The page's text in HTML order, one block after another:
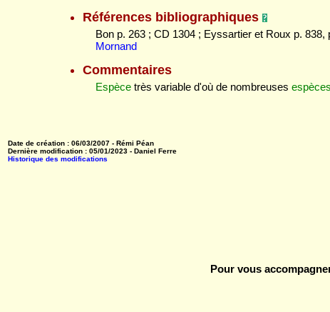
Références bibliographiques
Bon p. 263 ; CD 1304 ; Eyssartier et Roux p.
Mornand
Commentaires
Espèce très variable d'où de nombreusesespèces
Date de création : 06/03/2007 - Rémi Péan
Dernière modification : 05/01/2023 - Daniel Ferre
Historique des modifications
Pour vous